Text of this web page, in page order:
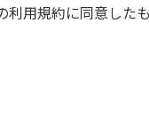
利用規約に同意した